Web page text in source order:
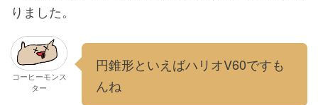
りました。
コーヒーモンス
ター
円錐形といえばハリオV60ですも
んね